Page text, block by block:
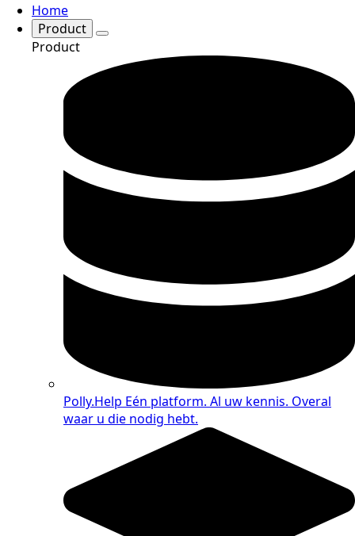
Home
Product
Product
Polly.Help Eén platform. Al uw kennis. Overal
waar u die nodig hebt.